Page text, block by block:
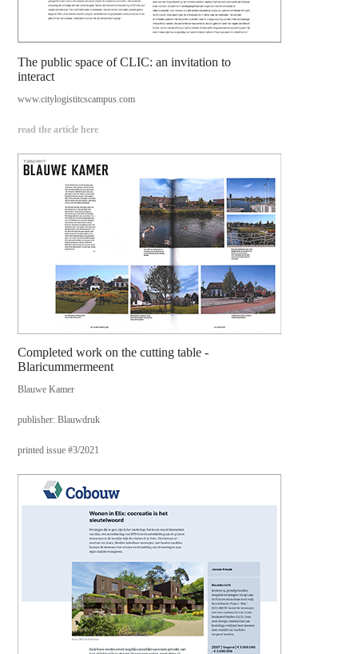
The public space of CLIC: an invitation to
interact
www.citylogistitcscampus.com
read the article here
Completed work on the cutting table -
Blaricummermeent
Blauwe Kamer
publisher: Blauwdruk
printed issue #3/2021